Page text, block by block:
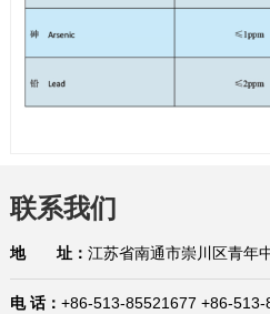
联系我们
地 址： 江苏省南通市崇川区青年
电 话： +86-513-85521677 +86-513-